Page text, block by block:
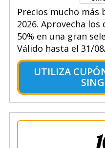
Precios mucho más
2026. Aprovecha
50% en una gran
Válido hasta el 31/
UTILIZA